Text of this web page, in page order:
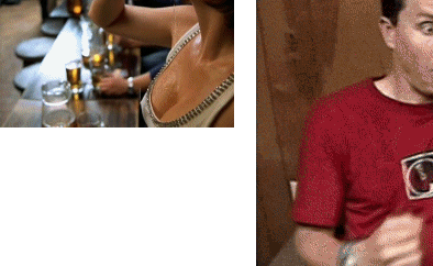
раскрыта!
Гифки